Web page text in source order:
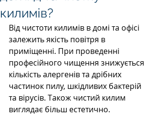
килимів?
Від чистоти килимів в домі та офісі
залежить якість повітря в
приміщенні. При проведенні
професійного чищення знижується
кількість алергенів та дрібних
частинок пилу, шкідливих бактерій
та вірусів. Також чистий килим
виглядає більш естетично.